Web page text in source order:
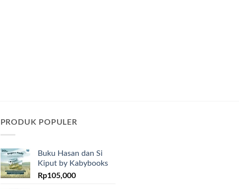
PRODUK POPULER
Buku Hasan dan Si
Kiput by Kabybooks
Rp105,000